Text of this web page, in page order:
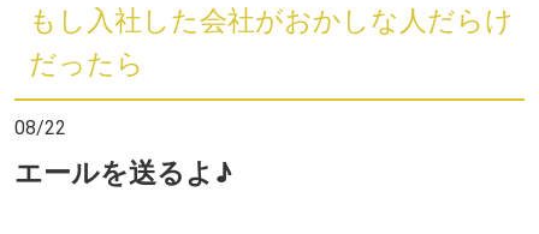
もし入社した会社がおかしな人だらけ
だったら
08/22
エールを送るよ♪